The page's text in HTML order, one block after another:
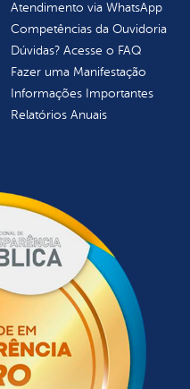
Atendimento via WhatsApp
Competências da Ouvidoria
Dúvidas? Acesse o FAQ
Fazer uma Manifestação
Informações Importantes
Relatórios Anuais